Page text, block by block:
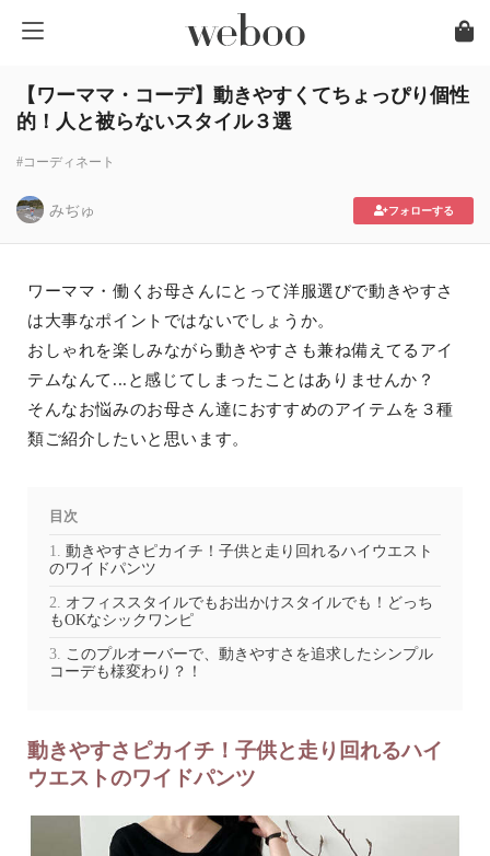
【ワーママ・コーデ】動きやすくてちょっぴり個性
的！人と被らないスタイル３選
#コーディネート
みぢゅ フォローする
ワーママ・働くお母さんにとって洋服選びで動きやすさ
は大事なポイントではないでしょうか。
おしゃれを楽しみながら動きやすさも兼ね備えてるアイ
テムなんて...と感じてしまったことはありませんか？
そんなお悩みのお母さん達におすすめのアイテムを３種
類ご紹介したいと思います。
目次
動きやすさピカイチ！子供と走り回れるハイウエスト
のワイドパンツ
オフィススタイルでもお出かけスタイルでも！どっち
もOKなシックワンピ
このプルオーバーで、動きやすさを追求したシンプル
コーデも様変わり？！
動きやすさピカイチ！子供と走り回れるハイ
ウエストのワイドパンツ